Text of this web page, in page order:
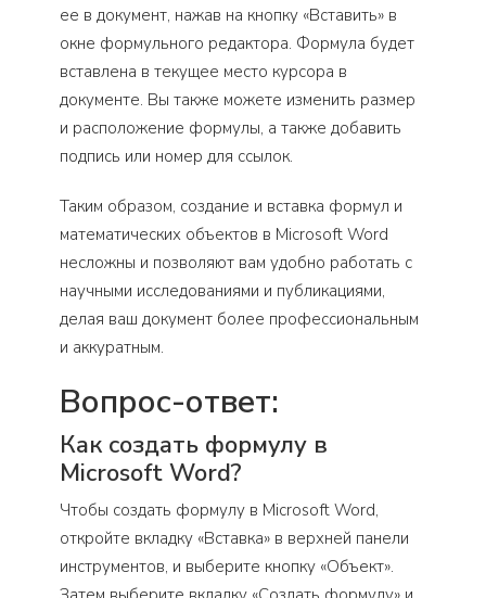
ее в документ, нажав на кнопку «Вставить» в
окне формульного редактора. Формула будет
вставлена в текущее место курсора в
документе. Вы также можете изменить размер
и расположение формулы, а также добавить
подпись или номер для ссылок.
Таким образом, создание и вставка формул и
математических объектов в Microsoft Word
несложны и позволяют вам удобно работать с
научными исследованиями и публикациями,
делая ваш документ более профессиональным
и аккуратным.
Вопрос-ответ:
Как создать формулу в
Microsoft Word?
Чтобы создать формулу в Microsoft Word,
откройте вкладку «Вставка» в верхней панели
инструментов, и выберите кнопку «Объект».